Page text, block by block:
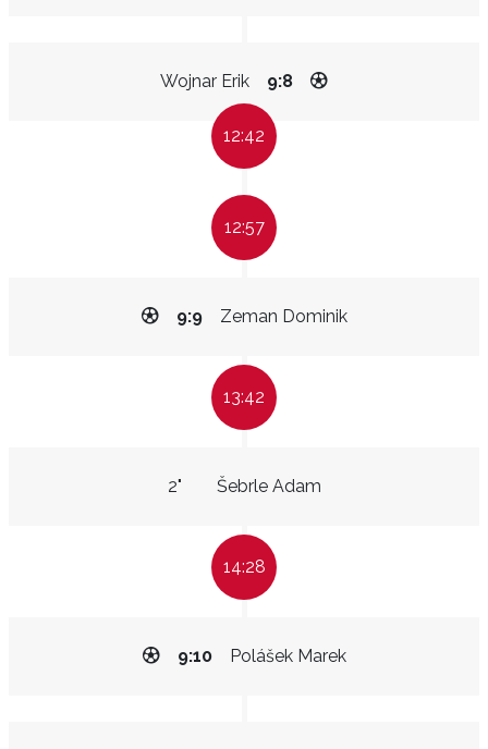
Wojnar Erik 9:8
12:42
12:57
Zeman Dominik
9:9
13:42
Šebrle Adam
2"
14:28
Polášek Marek
9:10